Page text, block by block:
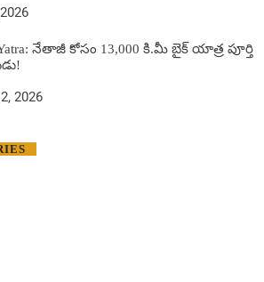
Yatra: నేతాజీ కోసం 13,000 కి.మీ బైక్ యాత్ర పూర్తి
2026